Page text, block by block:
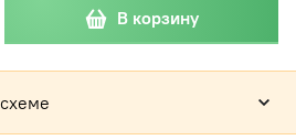
В корзину
схеме